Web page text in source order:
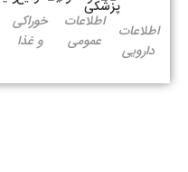
اطلاعات
دارویی
اطلاعات
عمومی
خوراکی
و غذا